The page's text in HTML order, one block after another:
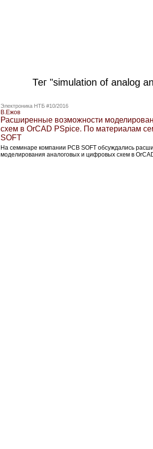
Тег "simulation of analog
Электроника НТБ #10/2016
В.Ежов
Расширенные возможности
схем в OrCAD PSpice. По материалам
SOFT
На семинаре компании PCB SOFT обсуждались
моделирования аналоговых и цифровых схем в